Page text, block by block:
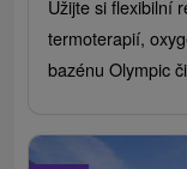
Užijte si flexibilní
termoterapií,
bazénu Olympic